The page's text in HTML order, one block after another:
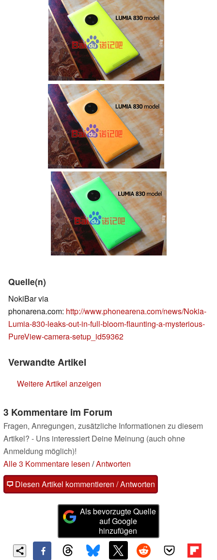
Quelle(n)
NokiBar via
phonarena.com: http://www.phonearena.com/news/Nokia-
Lumia-830-leaks-out-in-full-bloom-flaunting-a-mysterious-
PureView-camera-setup_id59362
Verwandte Artikel
Weitere Artikel anzeigen
3 Kommentare im Forum
Fragen, Anregungen, zusätzliche Informationen zu diesem
Artikel? - Uns interessiert Deine Meinung (auch ohne
Anmeldung möglich)!
Alle 3 Kommentare lesen /Antworten
Diesen Artikel kommentieren / Antworten
Als bevorzugte Quelle
auf Google
hinzufügen